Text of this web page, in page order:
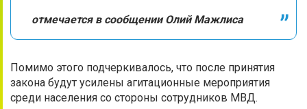
отмечается в сообщении Олий Мажлиса
Помимо этого подчеркивалось, что после принятия
закона будут усилены агитационные мероприятия
среди населения со стороны сотрудников МВД.